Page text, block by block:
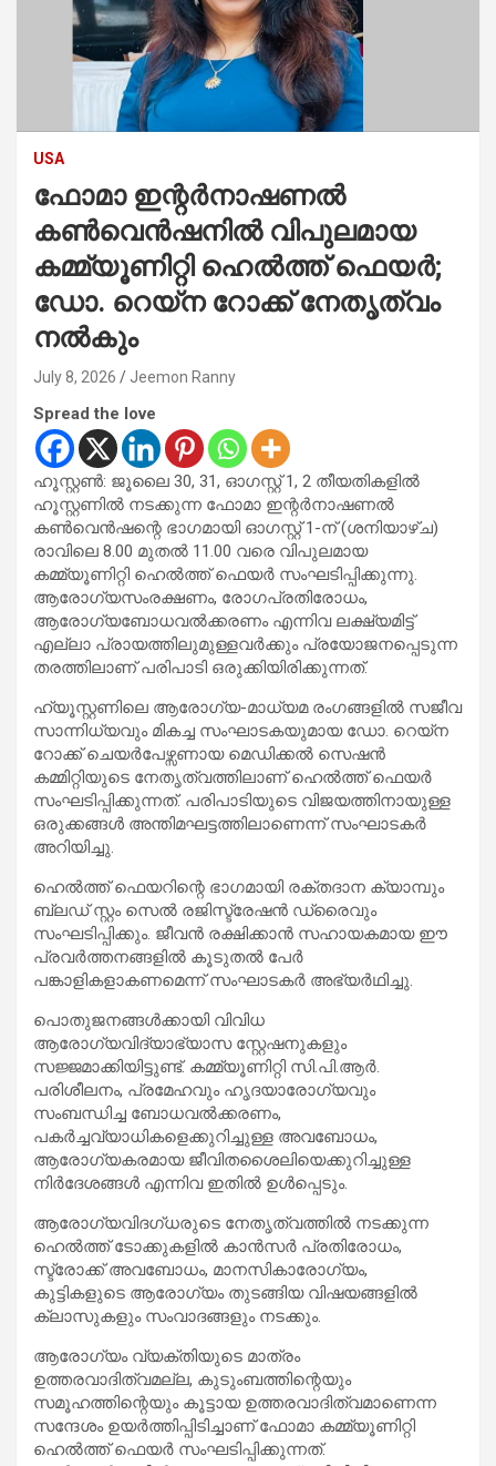
USA
ഫോമാ ഇന്റർനാഷണൽ
കൺവെൻഷനിൽ വിപുലമായ
കമ്മ്യൂണിറ്റി ഹെൽത്ത് ഫെയർ;
ഡോ. റെയ്‌ന റോക്ക് നേതൃത്വം
നൽകും
July 8, 2026 Jeemon Ranny
Spread the love
ഹൂസ്റ്റൺ: ജൂലൈ 30, 31, ഓഗസ്റ്റ് 1, 2 തീയതികളിൽ
ഹൂസ്റ്റണിൽ നടക്കുന്ന ഫോമാ ഇന്റർനാഷണൽ
കൺവെൻഷന്റെ ഭാഗമായി ഓഗസ്റ്റ് 1-ന് (ശനിയാഴ്ച)
രാവിലെ 8.00 മുതൽ 11.00 വരെ വിപുലമായ
കമ്മ്യൂണിറ്റി ഹെൽത്ത് ഫെയർ സംഘടിപ്പിക്കുന്നു.
ആരോഗ്യസംരക്ഷണം, രോഗപ്രതിരോധം,
ആരോഗ്യബോധവൽക്കരണം എന്നിവ ലക്ഷ്യമിട്ട്
എല്ലാ പ്രായത്തിലുമുള്ളവർക്കും പ്രയോജനപ്പെടുന്ന
തരത്തിലാണ് പരിപാടി ഒരുക്കിയിരിക്കുന്നത്.
ഹ്യൂസ്റ്റണിലെ ആരോഗ്യ-മാധ്യമ രംഗങ്ങളിൽ സജീവ
സാന്നിധ്യവും മികച്ച സംഘാടകയുമായ ഡോ. റെയ്‌ന
റോക്ക് ചെയർപേഴ്സണായ മെഡിക്കൽ സെഷൻ
കമ്മിറ്റിയുടെ നേതൃത്വത്തിലാണ് ഹെൽത്ത് ഫെയർ
സംഘടിപ്പിക്കുന്നത്. പരിപാടിയുടെ വിജയത്തിനായുള്ള
ഒരുക്കങ്ങൾ അന്തിമഘട്ടത്തിലാണെന്ന് സംഘാടകർ
അറിയിച്ചു.
ഹെൽത്ത് ഫെയറിന്റെ ഭാഗമായി രക്തദാന ക്യാമ്പും
ബ്ലഡ് സ്റ്റം സെൽ രജിസ്ട്രേഷൻ ഡ്രൈവും
സംഘടിപ്പിക്കും. ജീവൻ രക്ഷിക്കാൻ സഹായകമായ ഈ
പ്രവർത്തനങ്ങളിൽ കൂടുതൽ പേർ
പങ്കാളികളാകണമെന്ന് സംഘാടകർ അഭ്യർഥിച്ചു.
പൊതുജനങ്ങൾക്കായി വിവിധ
ആരോഗ്യവിദ്യാഭ്യാസ സ്റ്റേഷനുകളും
സജ്ജമാക്കിയിട്ടുണ്ട്. കമ്മ്യൂണിറ്റി സി.പി.ആർ.
പരിശീലനം, പ്രമേഹവും ഹൃദയാരോഗ്യവും
സംബന്ധിച്ച ബോധവൽക്കരണം,
പകർച്ചവ്യാധികളെക്കുറിച്ചുള്ള അവബോധം,
ആരോഗ്യകരമായ ജീവിതശൈലിയെക്കുറിച്ചുള്ള
നിർദേശങ്ങൾ എന്നിവ ഇതിൽ ഉൾപ്പെടും.
ആരോഗ്യവിദഗ്ധരുടെ നേതൃത്വത്തിൽ നടക്കുന്ന
ഹെൽത്ത് ടോക്കുകളിൽ കാൻസർ പ്രതിരോധം,
സ്ട്രോക്ക് അവബോധം, മാനസികാരോഗ്യം,
കുട്ടികളുടെ ആരോഗ്യം തുടങ്ങിയ വിഷയങ്ങളിൽ
ക്ലാസുകളും സംവാദങ്ങളും നടക്കും.
ആരോഗ്യം വ്യക്തിയുടെ മാത്രം
ഉത്തരവാദിത്വമല്ല, കുടുംബത്തിന്റെയും
സമൂഹത്തിന്റെയും കൂട്ടായ ഉത്തരവാദിത്വമാണെന്ന
സന്ദേശം ഉയർത്തിപ്പിടിച്ചാണ് ഫോമാ കമ്മ്യൂണിറ്റി
ഹെൽത്ത് ഫെയർ സംഘടിപ്പിക്കുന്നത്.